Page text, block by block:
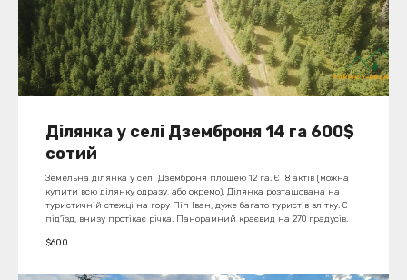
Ділянка у селі Дземброня 14 га 600$
сотий
Земельна ділянка у селі Дземброня площею 12 га. Є 8 актів (можна
купити всю ділянку одразу, або окремо). Ділянка розташована на
туристичній стежці на гору Піп Іван, дуже багато туристів влітку. Є
під'їзд, внизу протікає річка. Панорамний краєвид на 270 градусів.
$600